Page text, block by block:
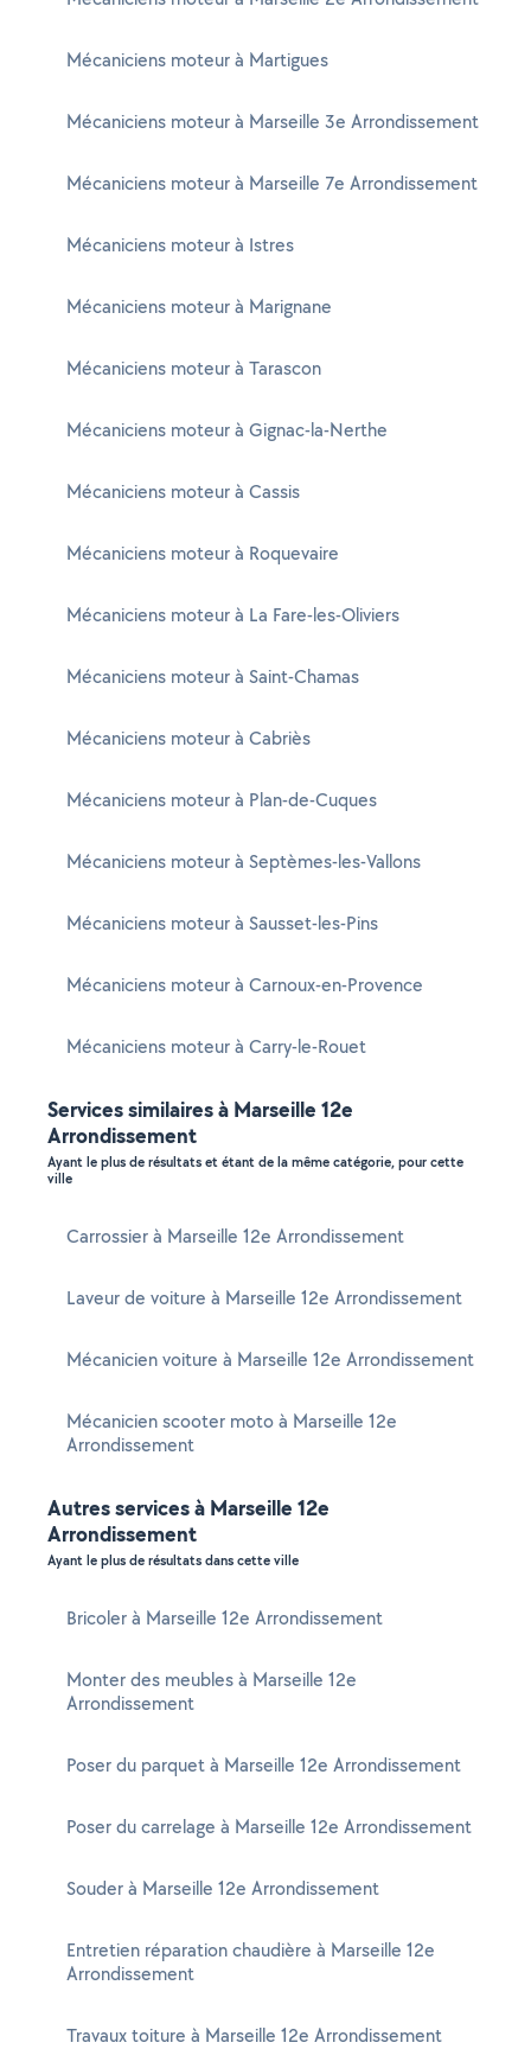
Mécaniciens moteur à Martigues
Mécaniciens moteur à Marseille 3e Arrondissement
Mécaniciens moteur à Marseille 7e Arrondissement
Mécaniciens moteur à Istres
Mécaniciens moteur à Marignane
Mécaniciens moteur à Tarascon
Mécaniciens moteur à Gignac-la-Nerthe
Mécaniciens moteur à Cassis
Mécaniciens moteur à Roquevaire
Mécaniciens moteur à La Fare-les-Oliviers
Mécaniciens moteur à Saint-Chamas
Mécaniciens moteur à Cabriès
Mécaniciens moteur à Plan-de-Cuques
Mécaniciens moteur à Septèmes-les-Vallons
Mécaniciens moteur à Sausset-les-Pins
Mécaniciens moteur à Carnoux-en-Provence
Mécaniciens moteur à Carry-le-Rouet
Services similaires à Marseille 12e
Arrondissement
Ayant le plus de résultats et étant de la même catégorie, pour cette
ville
Carrossier à Marseille 12e Arrondissement
Laveur de voiture à Marseille 12e Arrondissement
Mécanicien voiture à Marseille 12e Arrondissement
Mécanicien scooter moto à Marseille 12e
Arrondissement
Autres services à Marseille 12e
Arrondissement
Ayant le plus de résultats dans cette ville
Bricoler à Marseille 12e Arrondissement
Monter des meubles à Marseille 12e
Arrondissement
Poser du parquet à Marseille 12e Arrondissement
Poser du carrelage à Marseille 12e Arrondissement
Souder à Marseille 12e Arrondissement
Entretien réparation chaudière à Marseille 12e
Arrondissement
Travaux toiture à Marseille 12e Arrondissement